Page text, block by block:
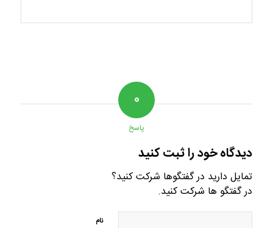
۰
پاسخ
دیدگاه خود را ثبت کنید
تمایل دارید در گفتگوها شرکت کنید؟
در گفتگو ها شرکت کنید.
نام